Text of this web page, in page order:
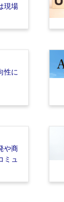
現場
性に
や商
ミュ